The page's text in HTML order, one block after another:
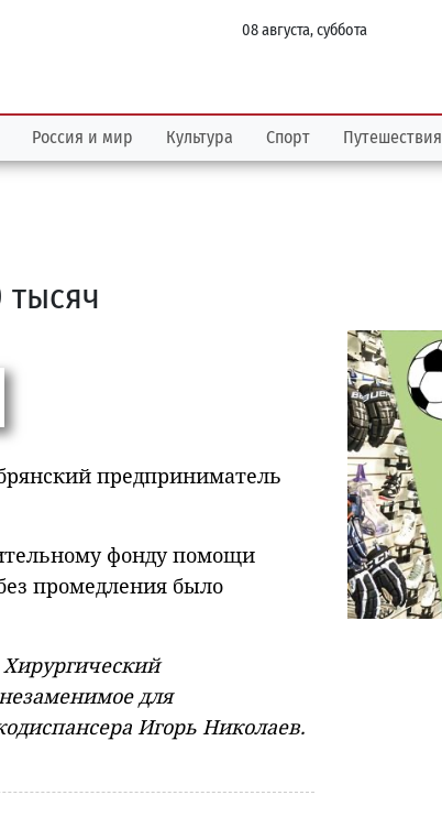
08 августа, суббота
Россия и мир Культура Спорт Путешествия
тысяч
предприниматель
фонду помощи
промедления было
для
Игорь Николаев.